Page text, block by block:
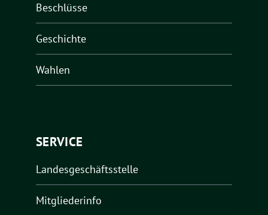
Beschlüsse
Geschichte
Wahlen
SERVICE
Landesgeschäftsstelle
Mitgliederinfo